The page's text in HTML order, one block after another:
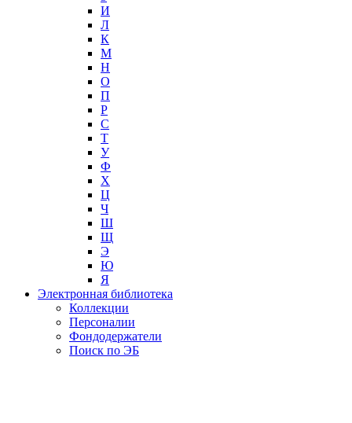
И
Л
К
М
Н
О
П
Р
С
Т
У
Ф
Х
Ц
Ч
Ш
Щ
Э
Ю
Я
Электронная библиотека
Коллекции
Персоналии
Фондодержатели
Поиск по ЭБ